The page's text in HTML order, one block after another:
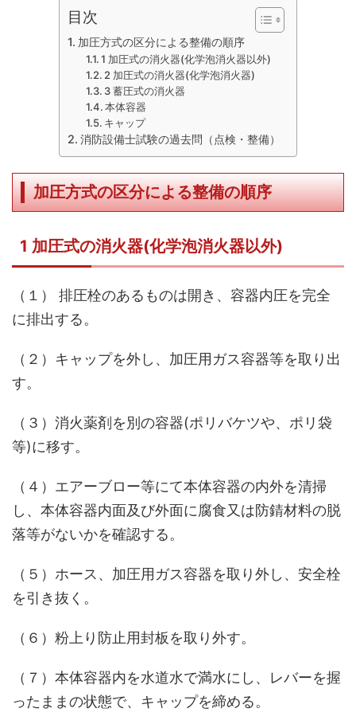
目次
加圧方式の区分による整備の順序
1 加圧式の消火器(化学泡消火器以外)
2 加圧式の消火器(化学泡消火器)
3 蓄圧式の消火器
本体容器
キャップ
消防設備士試験の過去問（点検・整備）
加圧方式の区分による整備の順序
1 加圧式の消火器(化学泡消火器以外)
（１） 排圧栓のあるものは開き、容器内圧を完全
に排出する。
（２）キャップを外し、加圧用ガス容器等を取り出
す。
（３）消火薬剤を別の容器(ポリバケツや、ポリ袋
等)に移す。
（４）エアーブロー等にて本体容器の内外を清掃
し、本体容器内面及び外面に腐食又は防錆材料の脱
落等がないかを確認する。
（５）ホース、加圧用ガス容器を取り外し、安全栓
を引き抜く。
（６）粉上り防止用封板を取り外す。
（７）本体容器内を水道水で満水にし、レバーを握
ったままの状態で、キャップを締める。